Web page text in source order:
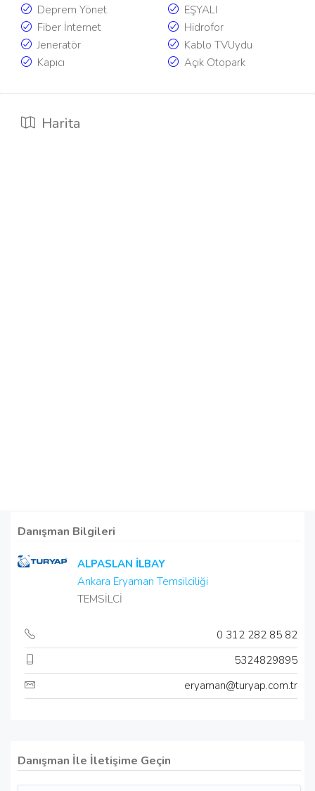
Deprem Yönet.
EŞYALI
Fiber İnternet
Hidrofor
Jeneratör
Kablo TVUydu
Kapıcı
Açık Otopark
Harita
Danışman Bilgileri
ALPASLAN İLBAY
Ankara Eryaman Temsilciliği
TEMSİLCİ
0 312 282 85 82
5324829895
eryaman@turyap.com.tr
Danışman İle İletişime Geçin